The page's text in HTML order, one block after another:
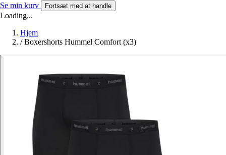
Se min kurv Fortsæt med at handle
Loading...
Hjem
/ Boxershorts Hummel Comfort (x3)